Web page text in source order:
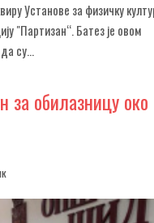
Установе за физичку
"Партизан“. Батез је овом
су...
за обилазницу око